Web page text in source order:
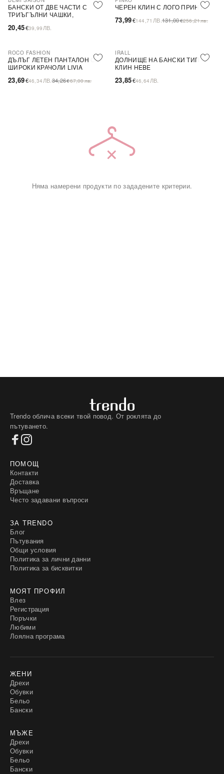
БАНСКИ ОТ ДВЕ ЧАСТИ С
ТРИЪГЪЛНИ ЧАШКИ,
20,45€39,99 ЛВ.
-44%
ЧЕРЕН КЛИН С ЛОГО ПРИНТ
73,99€144,71 ЛВ.131,00€256,21лв.
-31%
ROCO FASHION
ДЪЛЪГ ЛЕТЕН ПАНТАЛОН С
ШИРОКИ КРАЧОЛИ LIVIA
23,69€46,34 ЛВ.34,26€67,00лв.
IRALL
ДОЛНИЩЕ НА БАНСКИ ТИП
КЛИН HEBE
23,85€46,64 ЛВ.
Няма намерени продукти по зададените критерии.
Trendo облича всеки твой повод. От роклята до
пътуването.
ПОМОЩ
Контакти
Доставка
Връщане
Често задавани въпроси
ЗА TRENDO
Блог
Пътувания
Общи условия
Политика за лични данни
Политика за бисквитки
МОЯТ ПРОФИЛ
Влез
Регистрация
Поръчки
Любими
Лоялна програма
ЖЕНИ
Дрехи
Обувки
Бельо
Бански
МЪЖЕ
Дрехи
Обувки
Бельо
Бански